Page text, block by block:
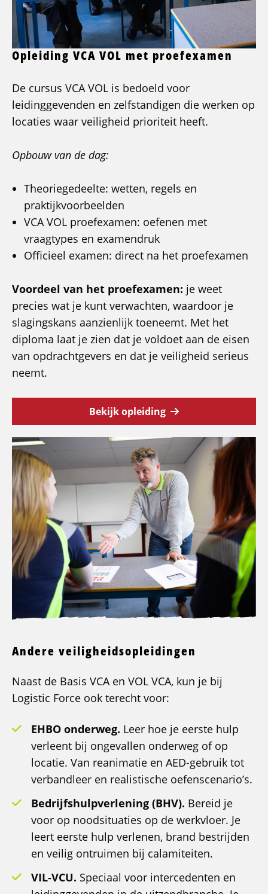
Opleiding VCA VOL met proefexamen
De cursus VCA VOL is bedoeld voor
leidinggevenden en zelfstandigen die werken op
locaties waar veiligheid prioriteit heeft.
Opbouw van de dag:
Theoriegedeelte: wetten, regels en
praktijkvoorbeelden
VCA VOL proefexamen: oefenen met
vraagtypes en examendruk
Officieel examen: direct na het proefexamen
Voordeel van het proefexamen: je weet
precies wat je kunt verwachten, waardoor je
slagingskans aanzienlijk toeneemt. Met het
diploma laat je zien dat je voldoet aan de eisen
van opdrachtgevers en dat je veiligheid serieus
neemt.
Bekijk opleiding
Andere veiligheidsopleidingen
Naast de Basis VCA en VOL VCA, kun je bij
Logistic Force ook terecht voor:
EHBO onderweg. Leer hoe je eerste hulp
verleent bij ongevallen onderweg of op
locatie. Van reanimatie en AED-gebruik tot
verbandleer en realistische oefenscenario’s.
Bedrijfshulpverlening (BHV). Bereid je
voor op noodsituaties op de werkvloer. Je
leert eerste hulp verlenen, brand bestrijden
en veilig ontruimen bij calamiteiten.
VIL-VCU. Speciaal voor intercedenten en